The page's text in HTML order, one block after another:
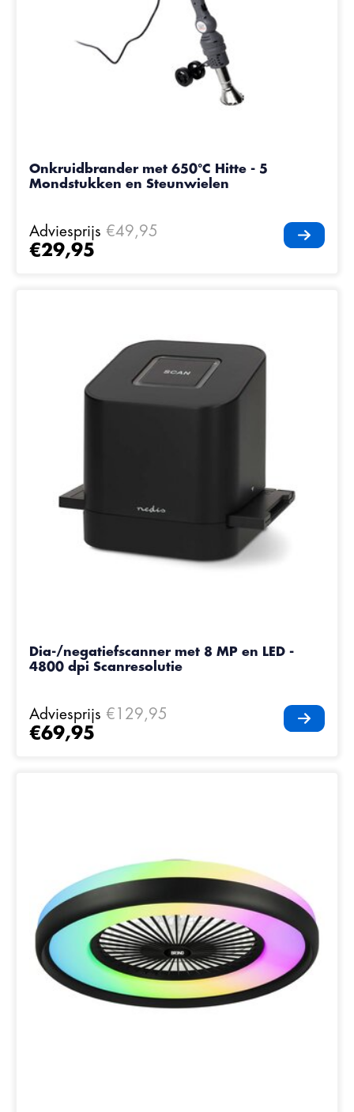
Onkruidbrander met 650°C Hitte - 5
Mondstukken en Steunwielen
Adviesprijs €49,95
€29,95
Dia-/negatiefscanner met 8 MP en LED -
4800 dpi Scanresolutie
Adviesprijs €129,95
€69,95